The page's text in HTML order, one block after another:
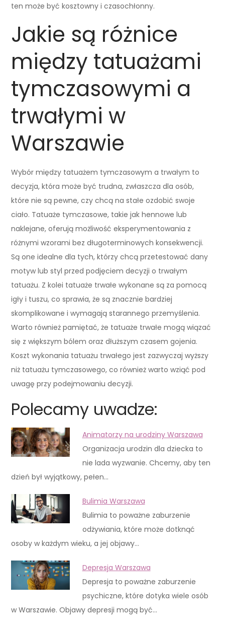
ten może być kosztowny i czasochłonny.
Jakie są różnice
między tatuażami
tymczasowymi a
trwałymi w
Warszawie
Wybór między tatuażem tymczasowym a trwałym to
decyzja, która może być trudna, zwłaszcza dla osób,
które nie są pewne, czy chcą na stałe ozdobić swoje
ciało. Tatuaże tymczasowe, takie jak hennowe lub
naklejane, oferują możliwość eksperymentowania z
różnymi wzorami bez długoterminowych konsekwencji.
Są one idealne dla tych, którzy chcą przetestować dany
motyw lub styl przed podjęciem decyzji o trwałym
tatuażu. Z kolei tatuaże trwałe wykonane są za pomocą
igły i tuszu, co sprawia, że są znacznie bardziej
skomplikowane i wymagają starannego przemyślenia.
Warto również pamiętać, że tatuaże trwałe mogą wiązać
się z większym bólem oraz dłuższym czasem gojenia.
Koszt wykonania tatuażu trwałego jest zazwyczaj wyższy
niż tatuażu tymczasowego, co również warto wziąć pod
uwagę przy podejmowaniu decyzji.
Polecamy uwadze:
Animatorzy na urodziny Warszawa
Organizacja urodzin dla dziecka to
nie lada wyzwanie. Chcemy, aby ten
dzień był wyjątkowy, pełen…
Bulimia Warszawa
Bulimia to poważne zaburzenie
odżywiania, które może dotknąć
osoby w każdym wieku, a jej objawy…
Depresja Warszawa
Depresja to poważne zaburzenie
psychiczne, które dotyka wiele osób
w Warszawie. Objawy depresji mogą być…